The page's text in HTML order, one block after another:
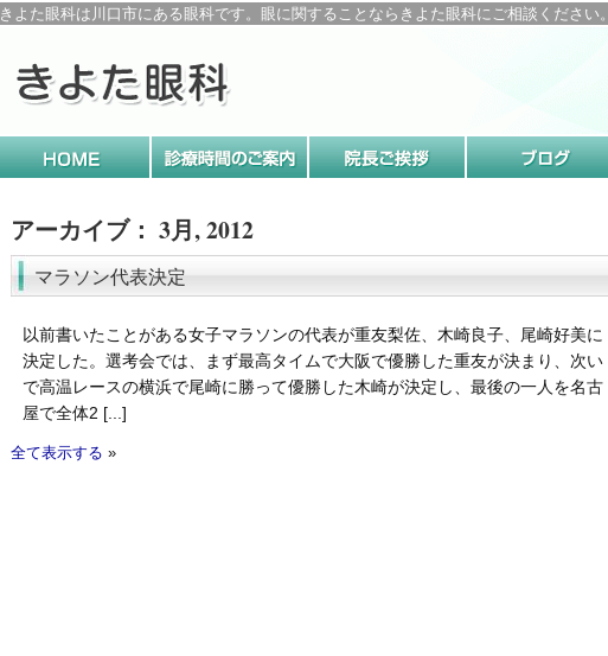
きよた眼科は川口市にある眼科です。眼に関することならきよた眼科にご相談ください。
アーカイブ： 3月, 2012
マラソン代表決定
以前書いたことがある女子マラソンの代表が重友梨佐、木崎良子、尾崎好美に
決定した。選考会では、まず最高タイムで大阪で優勝した重友が決まり、次い
で高温レースの横浜で尾崎に勝って優勝した木崎が決定し、最後の一人を名古
屋で全体2 [...]
全て表示する »